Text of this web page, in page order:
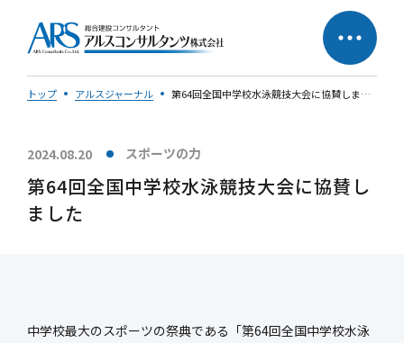
取り組み
社長メッセージ
トップ アルスジャーナル 第64回全国中学校水泳競技大会に協賛しました
2024.08.20 スポーツの力
第64回全国中学校水泳競技大会に協賛し
ました
中学校最大のスポーツの祭典である「第64回全国中学校水泳